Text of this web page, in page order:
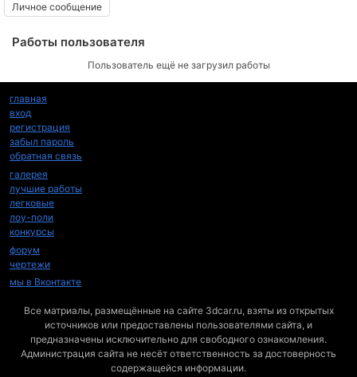
Личное сообщение
Работы пользователя
Пользователь ещё не загрузил работы
главная
вход
регистрация
забыл пароль
обратная связь
галерея
лучшие работы
легковые
лоу-поли
конкурсы
форум
чертежи
мы в Вконтакте
Все матриалы, размещённые на сайте 3dcar.ru, взяты из открытых
источников или предоставлены пользователями сайта, и
предназначены исключительно для свободного ознакомления.
Администрация сайта не несёт ответственность за достоверность
содержащейся информации.